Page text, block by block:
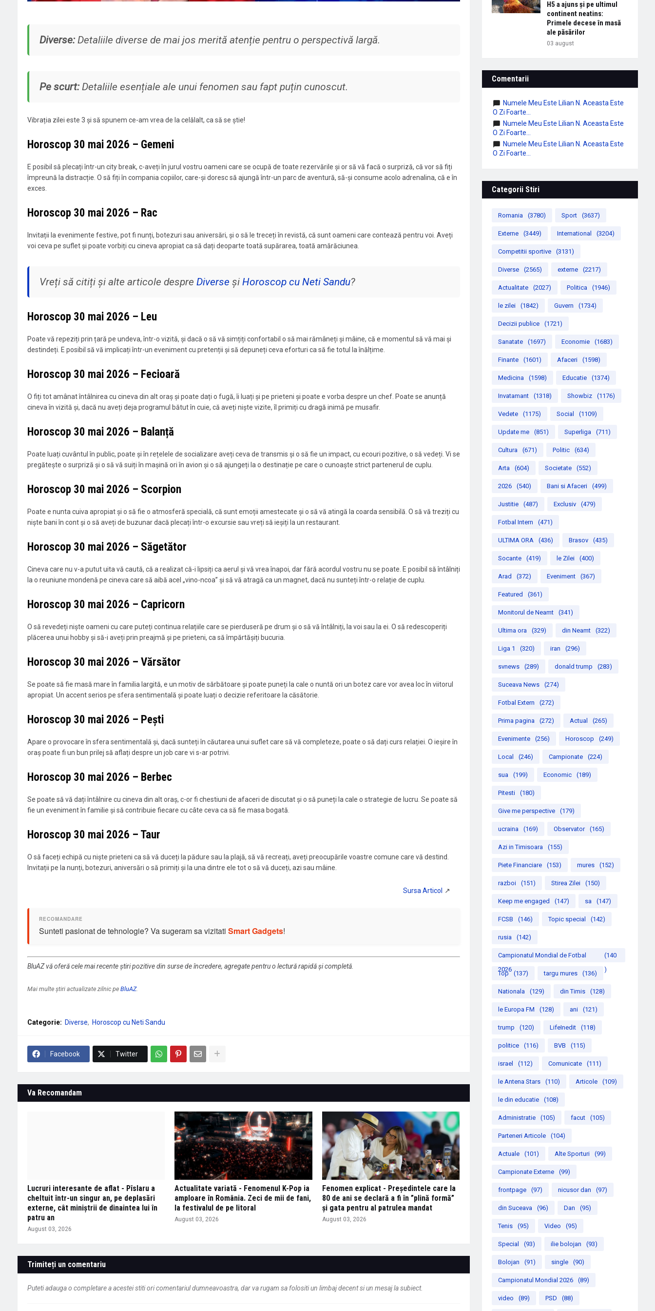
Diverse:Detaliile diverse de mai jos merită atenție pentru o perspectivă largă.
Pe scurt:Detaliile esențiale ale unui fenomen sau fapt puțin cunoscut.
Vibrația zilei este 3 și să spunem ce-am vrea de la celălalt, ca să se știe!
Horoscop 30 mai 2026 – Gemeni
E posibil să plecați într-un city break, c-aveți în jurul vostru oameni care se ocupă de toate rezervările și or să vă facă o surpriză, că vor să fiți
împreună la distracție. O să fiți în compania copiilor, care-și doresc să ajungă într-un parc de aventură, să-și consume acolo adrenalina, că e în
exces.
Horoscop 30 mai 2026 – Rac
Invitații la evenimente festive, pot fi nunți, botezuri sau aniversări, și o să le treceți în revistă, că sunt oameni care contează pentru voi. Aveți
voi ceva pe suflet și poate vorbiți cu cineva apropiat ca să dați deoparte toată supărarea, toată amărăciunea.
Vreți să citiți și alte articole despre Diverse și Horoscop cu Neti Sandu?
Horoscop 30 mai 2026 – Leu
Poate vă repeziți prin țară pe undeva, într-o vizită, și dacă o să vă simțiți confortabil o să mai rămâneți și mâine, că e momentul să vă mai și
destindeți. E posibil să vă implicați într-un eveniment cu pretenții și să depuneți ceva eforturi ca să fie totul la înălțime.
Horoscop 30 mai 2026 – Fecioară
O fiți tot amânat întâlnirea cu cineva din alt oraș și poate dați o fugă, îi luați și pe prieteni și poate e vorba despre un chef. Poate se anunță
cineva în vizită și, dacă nu aveți deja programul bătut în cuie, că aveți niște vizite, îl primiți cu dragă inimă pe musafir.
Horoscop 30 mai 2026 – Balanță
Poate luați cuvântul în public, poate și în rețelele de socializare aveți ceva de transmis și o să fie un impact, cu ecouri pozitive, o să vedeți. Vi se
pregătește o surpriză și o să vă suiți în mașină ori în avion și o să ajungeți la o destinație pe care o cunoaște strict partenerul de cuplu.
Horoscop 30 mai 2026 – Scorpion
Poate e nunta cuiva apropiat și o să fie o atmosferă specială, că sunt emoții amestecate și o să vă atingă la coarda sensibilă. O să vă treziți cu
niște bani în cont și o să aveți de buzunar dacă plecați într-o excursie sau vreți să ieșiți la un restaurant.
Horoscop 30 mai 2026 – Săgetător
Cineva care nu v-a putut uita vă caută, că a realizat că-i lipsiți ca aerul și vă vrea înapoi, dar fără acordul vostru nu se poate. E posibil să întâlniți
la o reuniune mondenă pe cineva care să aibă acel „vino-ncoa” și să vă atragă ca un magnet, dacă nu sunteți într-o relație de cuplu.
Horoscop 30 mai 2026 – Capricorn
O să revedeți niște oameni cu care puteți continua relațiile care se pierduseră pe drum și o să vă întâlniți, la voi sau la ei. O să redescoperiți
plăcerea unui hobby și să-i aveți prin preajmă și pe prieteni, ca să împărtășiți bucuria.
Horoscop 30 mai 2026 – Vărsător
Se poate să fie masă mare în familia largită, e un motiv de sărbătoare și poate puneți la cale o nuntă ori un botez care vor avea loc în viitorul
apropiat. Un accent serios pe sfera sentimentală și poate luați o decizie referitoare la căsătorie.
Horoscop 30 mai 2026 – Pești
Apare o provocare în sfera sentimentală și, dacă sunteți în căutarea unui suflet care să vă completeze, poate o să dați curs relației. O ieșire în
oraș poate fi un bun prilej să aflați despre un job care vi s-ar potrivi.
Horoscop 30 mai 2026 – Berbec
Se poate să vă dați întâlnire cu cineva din alt oraș, c-or fi chestiuni de afaceri de discutat și o să puneți la cale o strategie de lucru. Se poate să
fie un eveniment în familie și să contribuie fiecare cu câte ceva ca să fie masa bogată.
Horoscop 30 mai 2026 – Taur
O să faceți echipă cu niște prieteni ca să vă duceți la pădure sau la plajă, să vă recreați, aveți preocupările voastre comune care vă destind.
Invitații pe la nunți, botezuri, aniversări o să primiți și la una dintre ele tot o să vă duceți, azi sau mâine.
Sunteti pasionat de tehnologie? Va sugeram sa vizitati Smart Gadgets!
BluAZ vă oferă cele mai recente știri pozitive din surse de încredere, agregate pentru o lectură rapidă și completă.
Mai multe știri actualizate zilnic pe BluAZ.
Categorie: Diverse Horoscop cu Neti Sandu
Facebook Twitter
Va Recomandam
Lucruri interesante de aflat - Pîslaru a
cheltuit într-un singur an, pe deplasări
externe, cât miniștrii de dinaintea lui în
patru an
August 03, 2026
Actualitate variată - Fenomenul K-Pop ia
amploare în România. Zeci de mii de fani,
la festivalul de pe litoral
August 03, 2026
Fenomen explicat - Președintele care la
80 de ani se declară a fi în ”plină formă”
și gata pentru al patrulea mandat
August 03, 2026
Trimiteți un comentariu
Puteti adauga o completare a acestei stiti ori comentariul dumneavoastra, dar va rugam sa folositi un limbaj decent si un mesaj la subiect.
H5 a ajuns și pe ultimul
continent neatins:
Primele decese în masă
ale păsărilor
03 august
Comentarii
Numele Meu Este Lilian N. Aceasta Este
O Zi Foarte...
Numele Meu Este Lilian N. Aceasta Este
O Zi Foarte...
Numele Meu Este Lilian N. Aceasta Este
O Zi Foarte...
Categorii Stiri
Romania (3780) Sport (3637)
Externe (3449) International (3204)
Competitii sportive (3131)
Diverse (2565) externe (2217)
Actualitate (2027) Politica (1946)
le zilei (1842) Guvern (1734)
Decizii publice (1721)
Sanatate (1697) Economie (1683)
Finante (1601) Afaceri (1598)
Medicina (1598) Educatie (1374)
Invatamant (1318) Showbiz (1176)
Vedete (1175) Social (1109)
Update me (851) Superliga (711)
Cultura (671) Politic (634)
Arta (604) Societate (552)
2026 (540) Bani si Afaceri (499)
Justitie (487) Exclusiv (479)
Fotbal Intern (471)
ULTIMA ORA (436) Brasov (435)
Socante (419) le Zilei (400)
Arad (372) Eveniment (367)
Featured (361)
Monitorul de Neamt (341)
Ultima ora (329) din Neamt (322)
Liga 1 (320) iran (296)
svnews (289) donald trump (283)
Suceava News (274)
Fotbal Extern (272)
Prima pagina (272) Actual (265)
Evenimente (256) Horoscop (249)
Local (246) Campionate (224)
sua (199) Economic (189)
Pitesti (180)
Give me perspective (179)
ucraina (169) Observator (165)
Azi in Timisoara (155)
Piete Financiare (153) mures (152)
razboi (151) Stirea Zilei (150)
Keep me engaged (147) sa (147)
FCSB (146) Topic special (142)
rusia (142)
Campionatul Mondial de Fotbal
2026
(140
)
Top (137) targu mures (136)
Nationala (129) din Timis (128)
le Europa FM (128) ani (121)
trump (120) LifeInedit (118)
politice (116) BVB (115)
israel (112) Comunicate (111)
le Antena Stars (110) Articole (109)
le din educatie (108)
Administratie (105) facut (105)
Parteneri Articole (104)
Actuale (101) Alte Sporturi (99)
Campionate Externe (99)
frontpage (97) nicusor dan (97)
din Suceava (96) Dan (95)
Tenis (95) Video (95)
Special (93) ilie bolojan (93)
Bolojan (91) single (90)
Campionatul Mondial 2026 (89)
video (89) PSD (88)